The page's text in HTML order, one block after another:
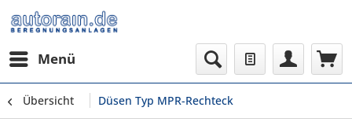
Menü
Übersicht Düsen Typ MPR-Rechteck